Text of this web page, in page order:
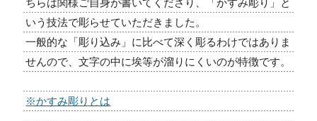
ちらは関様ご自身が書いてくださり、「かすみ彫り」と
いう技法で彫らせていただきました。
一般的な「彫り込み」に比べて深く彫るわけではありま
せんので、文字の中に埃等が溜りにくいのが特徴です。
※かすみ彫りとは